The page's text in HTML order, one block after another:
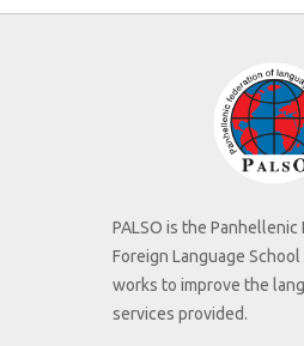
PALSO is the
Foreign Language
works to improve the
services provided.